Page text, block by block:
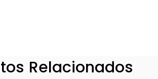
Relacionados